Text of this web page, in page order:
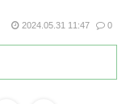
2024.05.31 11:47 0